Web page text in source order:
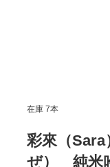
在庫 7本
彩來（
ぜ） 純米